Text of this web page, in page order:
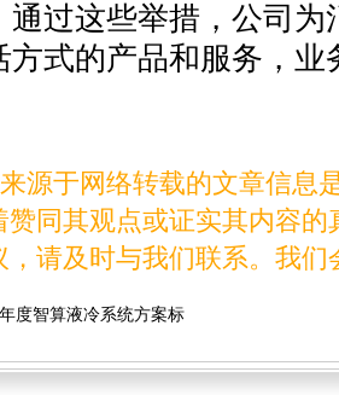
通过这些举措，公司
方式的产品和服务，
于网络转载的文章信息
赞同其观点或证实其内容
，请及时与我们联系。我
度智算液冷系统方案标